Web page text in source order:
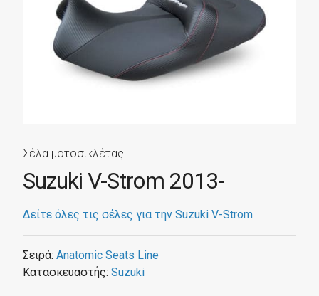
Σέλα μοτοσικλέτας
Suzuki V-Strom 2013-
Δείτε όλες τις σέλες για την Suzuki V-Strom
Σειρά: Anatomic Seats Line
Κατασκευαστής: Suzuki